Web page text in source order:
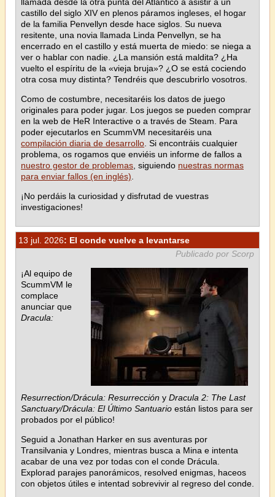
castillo del siglo XIV en plenos páramos ingleses, el hogar
de la familia Penvellyn desde hace siglos. Su nueva
resitente, una novia llamada Linda Penvellyn, se ha
encerrado en el castillo y está muerta de miedo: se niega a
ver o hablar con nadie. ¿La mansión está maldita? ¿Ha
vuelto el espíritu de la «vieja bruja»? ¿O se está cociendo
otra cosa muy distinta? Tendréis que descubrirlo vosotros.
Como de costumbre, necesitaréis los datos de juego
originales para poder jugar. Los juegos se pueden comprar
en la web de HeR Interactive o a través de Steam. Para
poder ejecutarlos en ScummVM necesitaréis una
compilación diaria de desarrollo . Si encontráis cualquier
problema, os rogamos que enviéis un informe de fallos a
nuestro gestor de problemas , siguiendo nuestras normas
para enviar fallos (en inglés)
¡No perdáis la curiosidad y disfrutad de vuestras
investigaciones!
13 jul. 2026: El conde vuelve a levantarse
Publicado por Scorp
¡Al equipo de
ScummVM le
complace
anunciar que
Dracula:
Resurrection/Drácula: Resurrección y Dracula 2: The Last
Sanctuary/Drácula: El Último Santuario están listos para ser
probados por el público!
Seguid a Jonathan Harker en sus aventuras por
Transilvania y Londres, mientras busca a Mina e intenta
acabar de una vez por todas con el conde Drácula.
Explorad parajes panorámicos, resolved enigmas, haceos
con objetos útiles e intentad sobrevivir al regreso del conde.